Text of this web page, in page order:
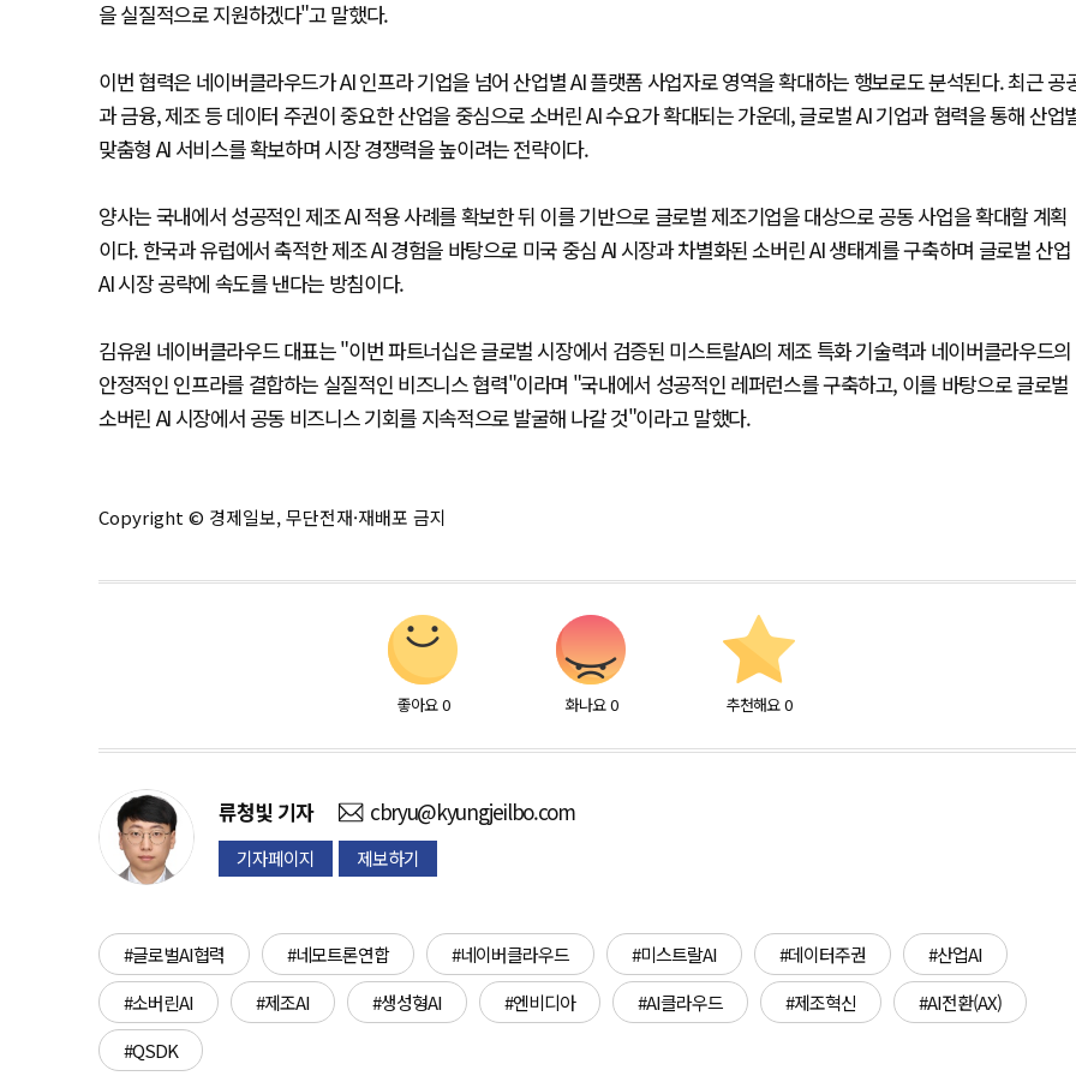
을 실질적으로 지원하겠다"고 말했다.
이번 협력은 네이버클라우드가 AI 인프라 기업을 넘어 산업별 AI 플랫폼 사업자로 영역을 확대하는 행보로도 분석된다. 최근 공
과 금융, 제조 등 데이터 주권이 중요한 산업을 중심으로 소버린 AI 수요가 확대되는 가운데, 글로벌 AI 기업과 협력을 통해 산업
맞춤형 AI 서비스를 확보하며 시장 경쟁력을 높이려는 전략이다.
양사는 국내에서 성공적인 제조 AI 적용 사례를 확보한 뒤 이를 기반으로 글로벌 제조기업을 대상으로 공동 사업을 확대할 계획
이다. 한국과 유럽에서 축적한 제조 AI 경험을 바탕으로 미국 중심 AI 시장과 차별화된 소버린 AI 생태계를 구축하며 글로벌 산업
AI 시장 공략에 속도를 낸다는 방침이다.
김유원 네이버클라우드 대표는 "이번 파트너십은 글로벌 시장에서 검증된 미스트랄AI의 제조 특화 기술력과 네이버클라우드의
안정적인 인프라를 결합하는 실질적인 비즈니스 협력"이라며 "국내에서 성공적인 레퍼런스를 구축하고, 이를 바탕으로 글로벌
소버린 AI 시장에서 공동 비즈니스 기회를 지속적으로 발굴해 나갈 것"이라고 말했다.
Copyright © 경제일보, 무단전재·재배포 금지
좋아요 0 화나요 0 추천해요 0
류청빛 기자 cbryu@kyungjeilbo.com
기자페이지 제보하기
#글로벌AI협력 #네모트론연합 #네이버클라우드 #미스트랄AI #데이터주권
#산업AI
#소버린AI
#제조AI #생성형AI #엔비디아 #AI클라우드 #제조혁신
#AI전환(AX)
#QSDK